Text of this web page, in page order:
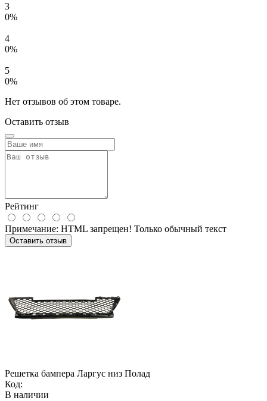
3
0%
4
0%
5
0%
Нет отзывов об этом товаре.
Оставить отзыв
Рейтинг
Примечание: HTML запрещен! Только обычный текст
Оставить отзыв
Решетка бампера Ларгус низ Полад
Код:
В наличии